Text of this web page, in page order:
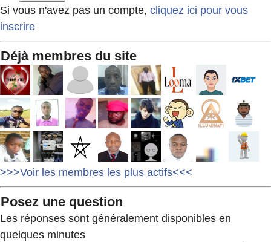
Si vous n'avez pas un compte, cliquez ici pour vous
inscrire
Déjà membres du site
>>>Voir les membres les plus actifs<<<
Posez une question
Les réponses sont généralement disponibles en
quelques minutes